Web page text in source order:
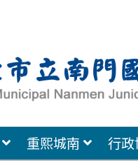
重熙城南 行